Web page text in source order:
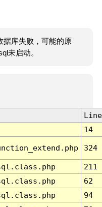
据库失败，可能的原
未启动。
Line
14
324
211
62
94